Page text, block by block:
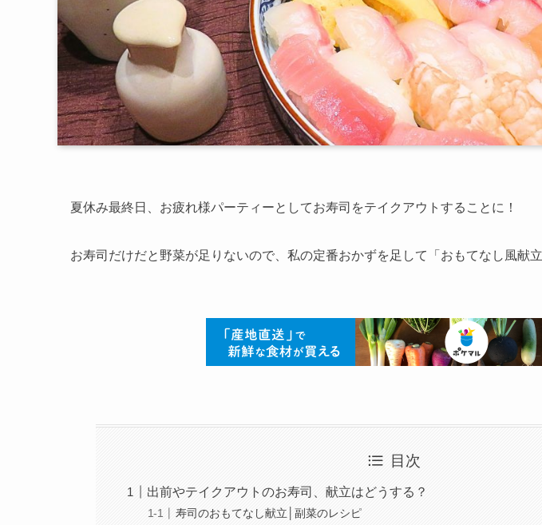
夏休み最終日、お疲れ様パーティーとしてお寿司をテイクアウトすることに！
お寿司だけだと野菜が足りないので、私の定番おかずを足して「おもてなし風献
目次
出前やテイクアウトのお寿司、献立はどうする？
寿司のおもてなし献立│副菜のレシピ